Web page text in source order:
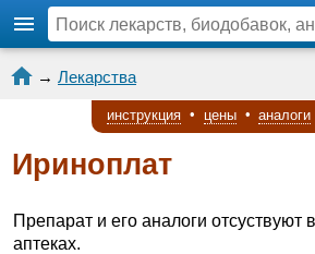
→ Лекарства
инструкция • цены • аналоги
Ириноплат
Препарат и его аналоги отсуствуют
аптеках.